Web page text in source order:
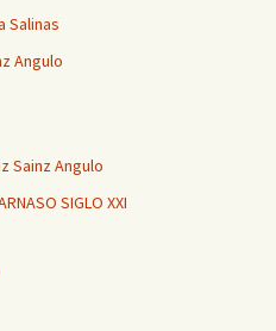
Salinas
Angulo
Sainz Angulo
SIGLO XXI